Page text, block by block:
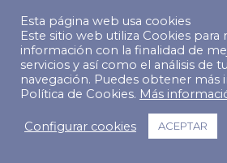
Esta página web usa cookies
Este sitio web utiliza Cookies para
información con la finalidad de
servicios y así como el análisis de
navegación. Puedes obtener más
Política de Cookies. Más
Configurar cookies ACEPTAR